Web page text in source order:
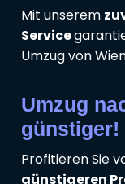
Mit unserem
Service
Umzug von
Umzug
günstiger!
Profitieren Sie
günstigeren